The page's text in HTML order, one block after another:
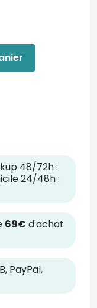
48/72h :
24/48h :
69€ d'achat
PayPal,